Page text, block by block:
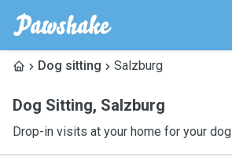
Dog sitting Salzburg
Dog Sitting, Salzburg
Drop-in visits at your home for your dog